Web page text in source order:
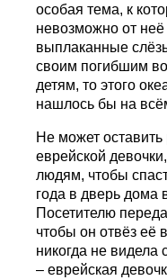
особая тема, к
невозможно от неё
выплаканные
своим погибшим
детям, то этого
нашлось бы на
Не может
еврейской
людям, чтобы
года в дверь дома
Посетителю
чтобы он отвёз её
никогда не видела
– еврейская